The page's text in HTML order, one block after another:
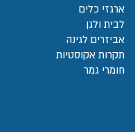
ארגזי כלים
לבית ולגן
אביזרים לגינה
תקרות אקוסטיות
חומרי גמר